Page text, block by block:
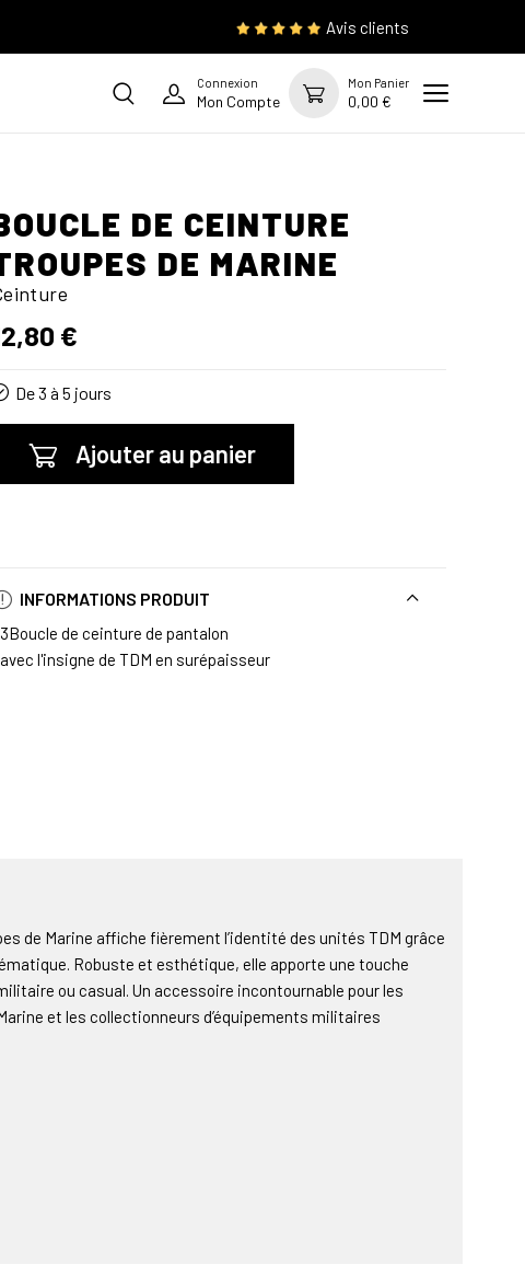
Avis clients
Connexion
Mon Compte
Mon Panier
0,00 €
DE CEINTURE
DE MARINE
€
De 3 à 5 jours
Ajouter au panier
INFORMATIONS PRODUIT
3Boucle de ceinture de pantalon
avec l'insigne de TDM en surépaisseur
de Marine affiche fièrement l’identité des unités TDM grâce
Robuste et esthétique, elle apporte une touche
ou casual. Un accessoire incontournable pour les
et les collectionneurs d’équipements militaires